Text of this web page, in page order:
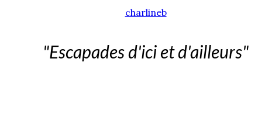
charlineb
"Escapades d'ici et d'ailleurs"